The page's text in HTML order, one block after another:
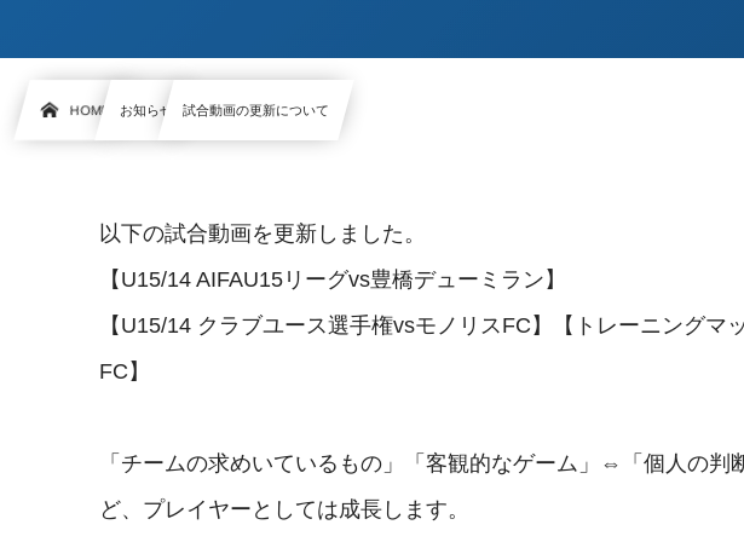
HOME お知らせ 試合動画の更新について
以下の試合動画を更新しました。
【U15/14 AIFAU15リーグvs豊橋デューミラン】
【U15/14 クラブユース選手権vsモノリスFC】【トレーニングマ
FC】
「チームの求めいているもの」「客観的なゲーム」⇔「個人の判
ど、プレイヤーとしては成長します。